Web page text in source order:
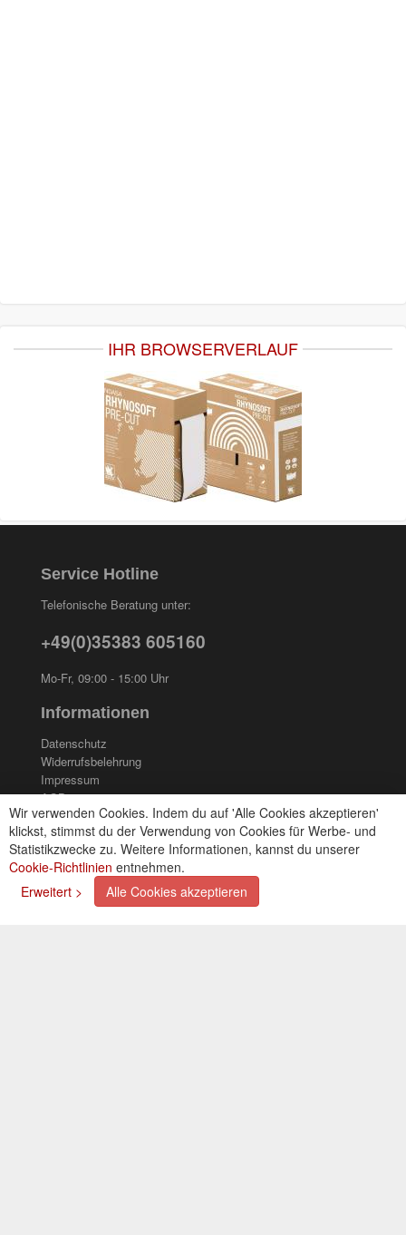
IHR BROWSERVERLAUF
Wir verwenden Cookies. Indem du auf 'Alle Cookies akzeptieren'
klickst, stimmst du der Verwendung von Cookies für Werbe- und
Statistikzwecke zu. Weitere Informationen, kannst du unserer
Cookie-Richtlinien entnehmen.
Erweitert >
Alle Cookies akzeptieren
Service Hotline
Telefonische Beratung unter:
+49(0)35383 605160
Mo-Fr, 09:00 - 15:00 Uhr
Informationen
Datenschutz
Widerrufsbelehrung
Impressum
AGB
Kontakt
Cookies einstellungen
Zahlungsarten